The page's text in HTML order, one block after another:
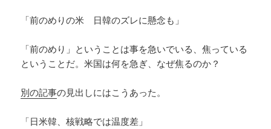
「前のめりの米 日韓のズレに懸念も」
「前のめり」ということは事を急いでいる、焦っている
ということだ。米国は何を急ぎ、なぜ焦るのか？
別の記事の見出しにはこうあった。
「日米韓、核戦略では温度差」